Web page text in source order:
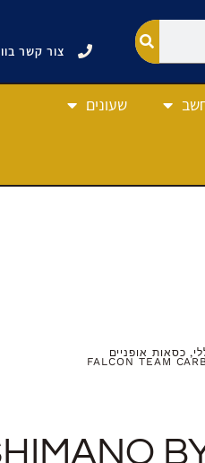
צור קשר בווטסאפ
שעונים
, כסאות אופניים
FALCON TEAM